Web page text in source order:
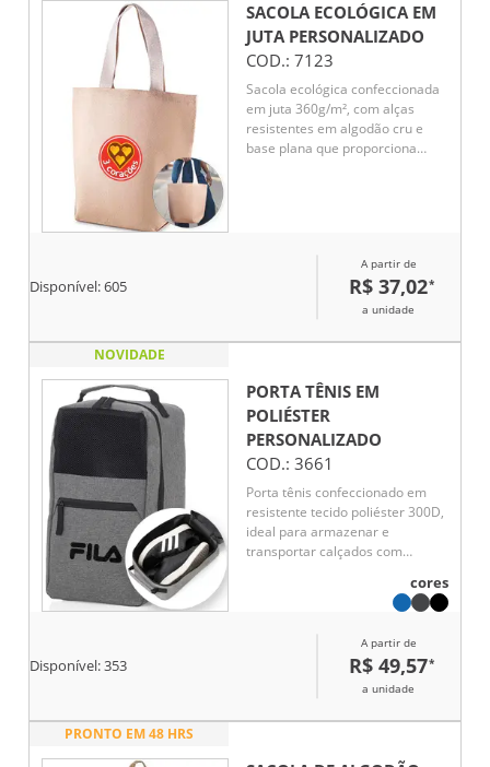
SACOLA ECOLÓGICA EM
JUTAPERSONALIZADO
COD.: 7123
Sacola ecológica confeccionada
em juta 360g/m², com alças
resistentes em algodão cru e
base plana que proporciona
Disponível:605
A partir de
R$ 37,02*
a unidade
NOVIDADE
PORTA TÊNIS EM
POLIÉSTER
PERSONALIZADO
COD.: 3661
Porta tênis confeccionado em
resistente tecido poliéster 300D,
ideal para armazenar e
transportar calçados com
Possui bolso frontal para
acomodar pequenos itens e alça
no dia a dia, viagens ou
atividades esportivas. Um brinde
corporativo funcional, útil e
público.
cores
Disponível:353
A partir de
R$ 49,57*
a unidade
PRONTO EM 48 HRS